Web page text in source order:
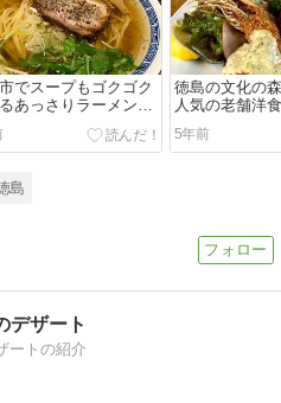
でスープもゴクゴク
あっさりラーメンと
ココ！
徳島の文化の
人気の老舗洋
す！
5年前
島
デザート
ートの紹介